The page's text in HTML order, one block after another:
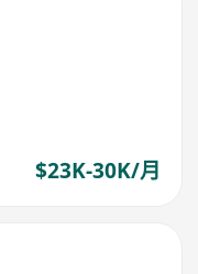
$23K-30K/月